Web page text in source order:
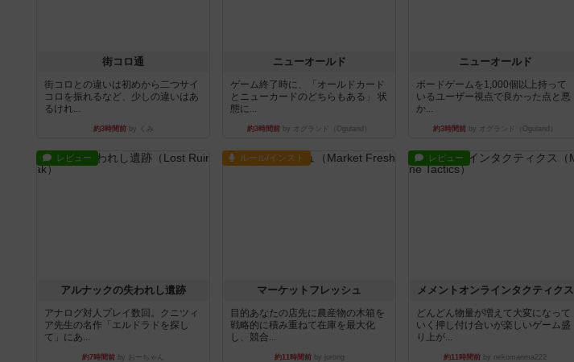
街コロ通
街コロとの違いは初めから二つサイ
コロを振れるなど、少しの違いはあ
るけれ...
約3時間前by くみ
ニューオールド
ゲーム終了時に、「オールドカード
とニューカードのどちらもある」 状
態に...
約3時間前 by オグランド（Oguland）
ニューオールド
ボードゲームを1,000個以上持って
いるユーザー視点で良かった点と悪
か...
約3時間前 by オグランド（Oguland）
レビュー
アルナックの失われし遺跡
アナログ対人プレイ数回。クニツィ
ア先生の名作「エルドラドを探し
て」にあ...
約7時間前 by おーちゃん
ルール/インスト
マーケットフレッシュ
目的あなたの店先に農産物の木箱を
戦略的に積み重ねて在庫を最大化
し、競合...
約11時間前by jurong
レビュー
メメントオンラインタクティクス
どんどん物量が増えて大変になって
いく押し付け合いが楽しいゲーム盛
り上が...
約11時間前 by nekomanma222